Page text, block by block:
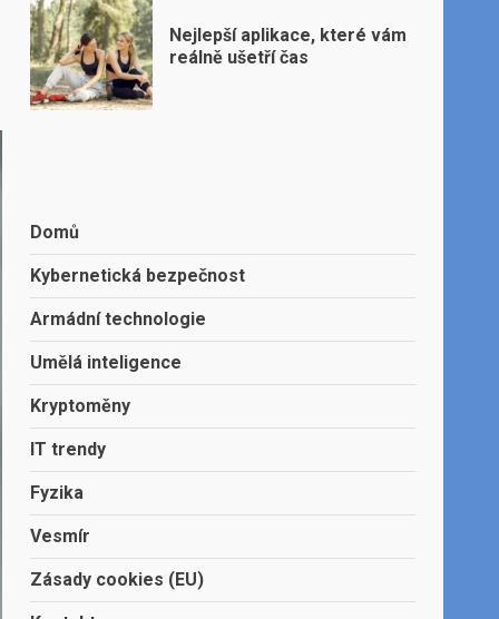
Nejlepší aplikace, které vám
reálně ušetří čas
Domů
Kybernetická bezpečnost
Armádní technologie
Umělá inteligence
Kryptoměny
IT trendy
Fyzika
Vesmír
Zásady cookies (EU)